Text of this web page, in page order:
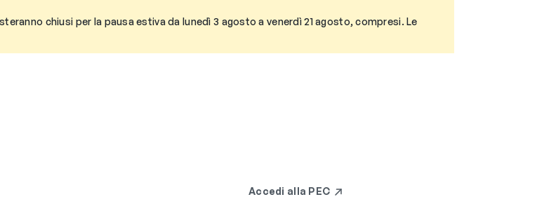
chiusi per la pausa estiva da lunedì 3 agosto a venerdì 21 agosto, compresi. Le
Accedi alla PEC